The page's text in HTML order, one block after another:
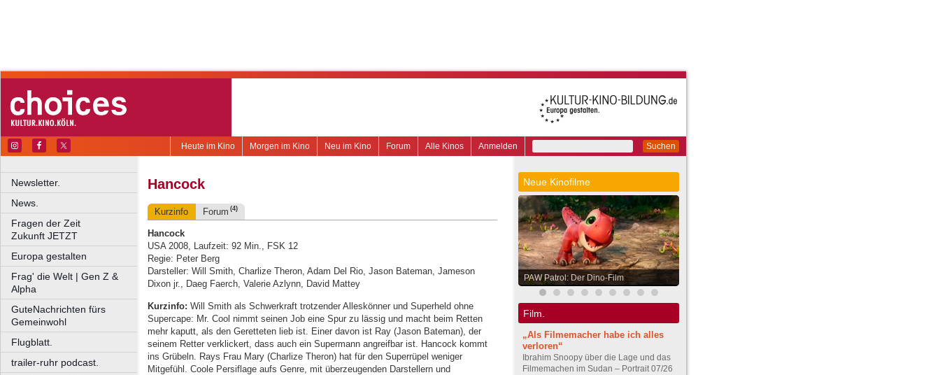
Suchen
Anmelden
Alle Kinos
Forum
Neu im Kino
Morgen im Kino
Heute im Kino
Newsletter.
News.
Fragen der Zeit
Zukunft JETZT
Europa gestalten
Frag' die Welt | Gen Z &
Alpha
GuteNachrichten fürs
Gemeinwohl
Flugblatt.
trailer-ruhr podcast.
Hancock
Kurzinfo Forum (4)
Hancock
USA 2008, Laufzeit: 92 Min., FSK 12
Regie: Peter Berg
Darsteller: Will Smith, Charlize Theron, Adam Del Rio, Jason Bateman, Jameson
Dixon jr., Daeg Faerch, Valerie Azlynn, David Mattey
Kurzinfo: Will Smith als Schwerkraft trotzender Alleskönner und Superheld ohne
Supercape: Mr. Cool nimmt seinen Job eine Spur zu lässig und macht beim Retten
mehr kaputt, als den Geretteten lieb ist. Einer davon ist Ray (Jason Bateman), der
seinem Retter verklickert, dass auch ein Supermann angreifbar ist. Hancock kommt
ins Grübeln. Rays Frau Mary (Charlize Theron) hat für den Superrüpel weniger
Mitgefühl. Coole Persiflage aufs Genre, mit überzeugenden Darstellern und
Neue Kinofilme
PAW Patrol: Der Dino-Film
Film.
„Als Filmemacher habe ich alles
verloren“
Ibrahim Snoopy über die Lage und das
Filmemachen im Sudan – Portrait 07/26